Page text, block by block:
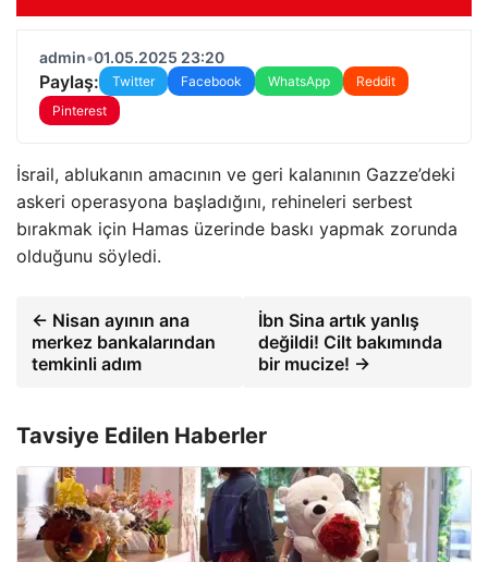
admin•01.05.2025 23:20
Paylaş: Twitter Facebook WhatsApp
Reddit
Pinterest
İsrail, ablukanın amacının ve geri kalanının Gazze’deki
askeri operasyona başladığını, rehineleri serbest
bırakmak için Hamas üzerinde baskı yapmak zorunda
olduğunu söyledi.
← Nisan ayının ana
merkez bankalarından
temkinli adım
İbn Sina artık yanlış
değildi! Cilt bakımında
bir mucize! →
Tavsiye Edilen Haberler